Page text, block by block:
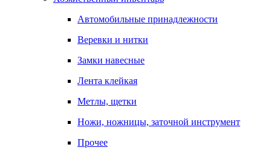
Автомобильные принадлежности
Веревки и нитки
Замки навесные
Лента клейкая
Метлы, щетки
Ножи, ножницы, заточной инструмент
Прочее